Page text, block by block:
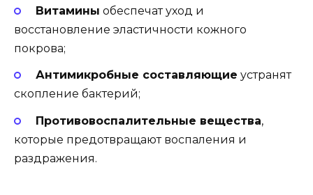
Витамины обеспечат уход и
восстановление эластичности кожного
покрова;
Антимикробные составляющие устранят
скопление бактерий;
Противовоспалительные вещества,
которые предотвращают воспаления и
раздражения.